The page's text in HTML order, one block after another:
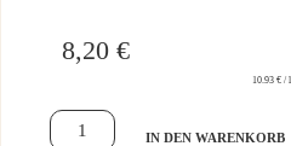
8,20 €
10.93 € / l
IN DEN WARENKORB